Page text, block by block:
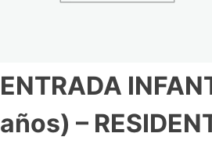
ENTRADA
años) –